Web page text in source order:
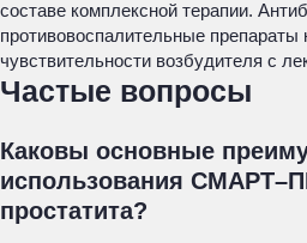
составе комплексной терапии.
противовоспалительные препараты
чувствительности возбудителя с
Частые вопросы
Каковы основные
использования
простатита?